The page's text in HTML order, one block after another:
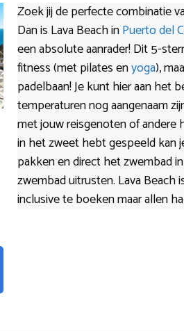
Zoek jij de perfecte combinatie
Dan is Lava Beach inPuerto del
een absolute aanrader! Dit 5-
fitness (met pilates enyoga),
padelbaan! Je kunt hier aan het
temperaturen nog aangenaam
met jouw reisgenoten of andere
in het zweet hebt gespeeld kan
pakken en direct het zwembad
zwembad uitrusten. Lava Beach
inclusive te boeken maar allen